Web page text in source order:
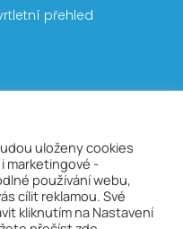
oblasti insolvenčních
byla
přehled
uloženy cookies
marketingové -
používání webu,
cílit reklamou. Své
kliknutím na Nastavení